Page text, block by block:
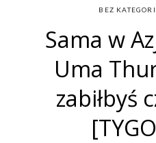
BEZ
Sama w
Uma
zabiłbyś